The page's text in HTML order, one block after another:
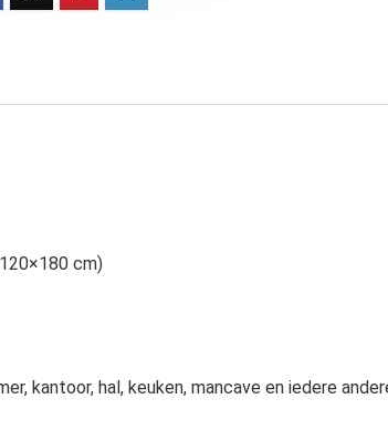
cm)
kantoor, hal, keuken, mancave en iedere